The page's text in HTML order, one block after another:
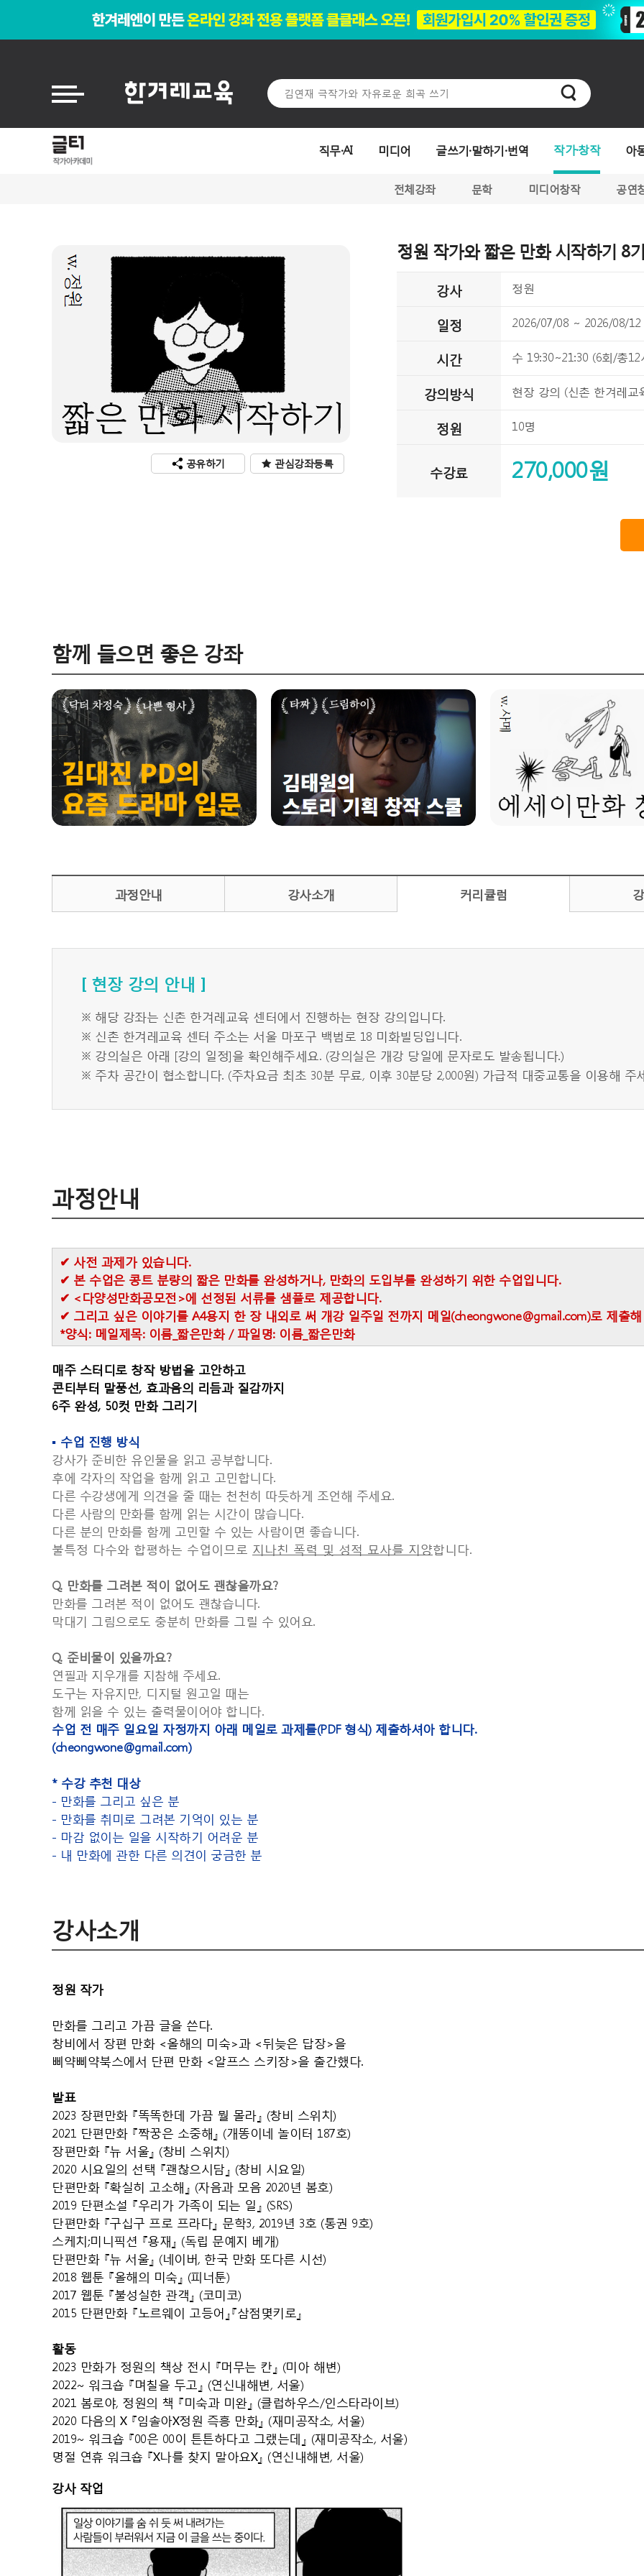
직무·AI 미디어 글쓰기·말하기·번역 작가·창작 아
전체강좌 문학 미디어창작 공연
공유하기 관심강좌등록
정원 작가와 짧은 만화 시작하기 8기
강사 정원
일정 2026/07/08 ~ 2026/08/12
시간 수 19:30~21:30 (6회/총12
강의방식 현장 강의 (신촌 한겨레교
정원 10명
수강료 270,000원
함께 들으면 좋은 강좌
과정안내 강사소개 커리큘럼
[ 현장 강의 안내 ]
※ 해당 강좌는 신촌 한겨레교육 센터에서 진행하는 현장 강의입니다.
※ 신촌 한겨레교육 센터 주소는 서울 마포구 백범로 18 미화빌딩입니다.
※ 강의실은 아래 [강의 일정]을 확인해주세요. (강의실은 개강 당일에 문자로도 발송됩니다.)
※ 주차 공간이 협소합니다. (주차요금 최초 30분 무료, 이후 30분당 2,000원) 가급적 대중교통을 이용해 주
과정안내
✔ 사전 과제가 있습니다.
✔ 본 수업은 콩트 분량의 짧은 만화를 완성하거나, 만화의 도입부를 완성하기 위한 수업입니다.
✔ <다양성만화공모전>에 선정된 서류를 샘플로 제공합니다.
✔ 그리고 싶은 이야기를 A4용지 한 장 내외로 써 개강 일주일 전까지 메일(cheongwone@gmail.com)로 제출
*양식: 메일제목: 이름_짧은만화 / 파일명: 이름_짧은만화
매주 스터디로 창작 방법을 고안하고
콘티부터 말풍선, 효과음의 리듬과 질감까지
6주 완성, 50컷 만화 그리기
▪ 수업 진행 방식
강사가 준비한 유인물을 읽고 공부합니다.
후에 각자의 작업을 함께 읽고 고민합니다.
다른 수강생에게 의견을 줄 때는 천천히 따듯하게 조언해 주세요.
다른 사람의 만화를 함께 읽는 시간이 많습니다.
다른 분의 만화를 함께 고민할 수 있는 사람이면 좋습니다.
불특정 다수와 합평하는 수업이므로 지나친 폭력 및 성적 묘사를 지양합니다.
Q. 만화를 그려본 적이 없어도 괜찮을까요?
만화를 그려본 적이 없어도 괜찮습니다.
막대기 그림으로도 충분히 만화를 그릴 수 있어요.
Q. 준비물이 있을까요?
연필과 지우개를 지참해 주세요.
도구는 자유지만, 디지털 원고일 때는
함께 읽을 수 있는 출력물이어야 합니다.
수업 전 매주 일요일 자정까지 아래 메일로 과제를(PDF 형식) 제출하셔아 합니다.
(cheongwone@gmail.com)
* 수강 추천 대상
- 만화를 그리고 싶은 분
- 만화를 취미로 그려본 기억이 있는 분
- 마감 없이는 일을 시작하기 어려운 분
- 내 만화에 관한 다른 의견이 궁금한 분
강사소개
정원 작가
만화를 그리고 가끔 글을 쓴다.
창비에서 장편 만화 <올해의 미숙>과 <뒤늦은 답장>을
삐약삐약북스에서 단편 만화 <알프스 스키장>을 출간했다.
발표
2023 장편만화 『똑똑한데 가끔 뭘 몰라』 (창비 스위치)
2021 단편만화 『짝꿍은 소중해』 (개똥이네 놀이터 187호)
장편만화 『뉴 서울』 (창비 스위치)
2020 시요일의 선택 『괜찮으시담』 (창비 시요일)
단편만화 『확실히 고소해』 (자음과 모음 2020년 봄호)
2019 단편소설 『우리가 가족이 되는 일』 (SRS)
단편만화 『구십구 프로 프라다』 문학3, 2019년 3호 (통권 9호)
스케치;미니픽션 『용재』 (독립 문예지 베개)
단편만화 『뉴 서울』 (네이버, 한국 만화 또다른 시선)
2018 웹툰 『올해의 미숙』 (피너툰)
2017 웹툰 『불성실한 관객』 (코미코)
2015 단편만화 『노르웨이 고등어』『삼점몇키로』
활동
2023 만화가 정원의 책상 전시 『머무는 칸』 (미아 해변)
2022~ 워크숍 『며칠을 두고』 (연신내해변, 서울)
2021 봄로야, 정원의 책 『미숙과 미완』 (클럽하우스/인스타라이브)
2020 다음의 X 『임솔아X정원 즉흥 만화』 (재미공작소, 서울)
2019~ 워크숍 『00은 00이 튼튼하다고 그랬는데』 (재미공작소, 서울)
명절 연휴 워크숍 『X나를 찾지 말아요X』 (연신내해변, 서울)
강사 작업